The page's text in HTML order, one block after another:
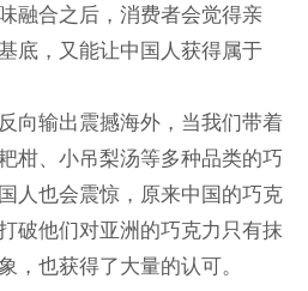
融合之后，消费者会觉得亲
底，又能让中国人获得属于
向输出震撼海外，当我们带着
柑、小吊梨汤等多种品类的巧
人也会震惊，原来中国的巧克
破他们对亚洲的巧克力只有抹
，也获得了大量的认可。